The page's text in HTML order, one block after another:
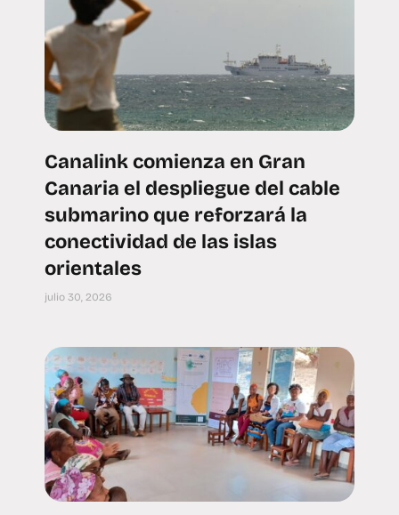
Canalink comienza en Gran
Canaria el despliegue del cable
submarino que reforzará la
conectividad de las islas
orientales
julio 30, 2026